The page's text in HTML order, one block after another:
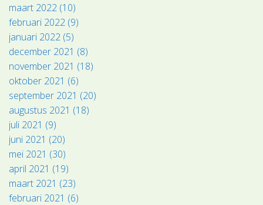
maart 2022 (10)
februari 2022 (9)
januari 2022 (5)
december 2021 (8)
november 2021 (18)
oktober 2021 (6)
september 2021 (20)
augustus 2021 (18)
juli 2021 (9)
juni 2021 (20)
mei 2021 (30)
april 2021 (19)
maart 2021 (23)
februari 2021 (6)